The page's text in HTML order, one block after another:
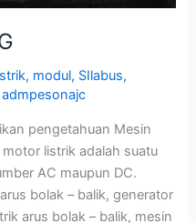
, modul, SIlabus,
admpesonajc
pengetahuan Mesin
listrik adalah suatu
AC maupun DC.
bolak – balik, generator
arus bolak – balik, mesin